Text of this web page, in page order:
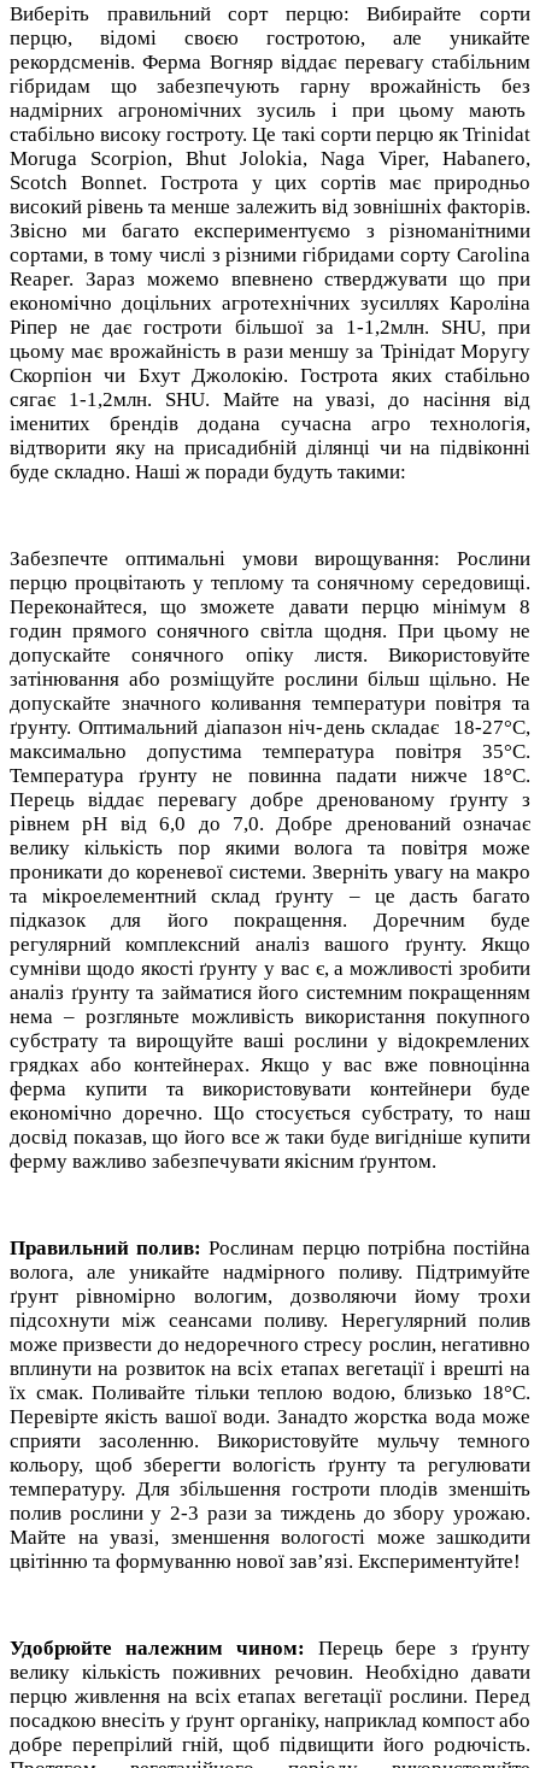
Виберіть правильний сорт перцю: Вибирайте сорти
перцю, відомі своєю гостротою, але уникайте
рекордсменів. Ферма Вогняр віддає перевагу стабільним
гібридам що забезпечують гарну врожайність без
надмірних агрономічних зусиль і при цьому мають
стабільно високу гостроту. Це такі сорти перцю як Trinidat
Moruga Scorpion, Bhut Jolokia, Naga Viper, Habanero,
Scotch Bonnet. Гострота у цих сортів має природньо
високий рівень та менше залежить від зовнішніх факторів.
Звісно ми багато експериментуємо з різноманітними
сортами, в тому числі з різними гібридами сорту Carolina
Reaper. Зараз можемо впевнено стверджувати що при
економічно доцільних агротехнічних зусиллях Кароліна
Ріпер не дає гостроти більшої за 1-1,2млн. SHU, при
цьому має врожайність в рази меншу за Трінідат Моругу
Скорпіон чи Бхут Джолокію. Гострота яких стабільно
сягає 1-1,2млн. SHU. Майте на увазі, до насіння від
іменитих брендів додана сучасна агро технологія,
відтворити яку на присадибній ділянці чи на підвіконні
буде складно. Наші ж поради будуть такими:
Забезпечте оптимальні умови вирощування: Рослини
перцю процвітають у теплому та сонячному середовищі.
Переконайтеся, що зможете давати перцю мінімум 8
годин прямого сонячного світла щодня. При цьому не
допускайте сонячного опіку листя. Використовуйте
затінювання або розміщуйте рослини більш щільно. Не
допускайте значного коливання температури повітря та
ґрунту. Оптимальний діапазон ніч-день складає 18-27°C,
максимально допустима температура повітря 35°C.
Температура ґрунту не повинна падати нижче 18°C.
Перець віддає перевагу добре дренованому ґрунту з
рівнем pH від 6,0 до 7,0. Добре дренований означає
велику кількість пор якими волога та повітря може
проникати до кореневої системи. Зверніть увагу на макро
та мікроелементний склад ґрунту – це дасть багато
підказок для його покращення. Доречним буде
регулярний комплексний аналіз вашого ґрунту. Якщо
сумніви щодо якості ґрунту у вас є, а можливості зробити
аналіз ґрунту та займатися його системним покращенням
нема – розгляньте можливість використання покупного
субстрату та вирощуйте ваші рослини у відокремлених
грядках або контейнерах. Якщо у вас вже повноцінна
ферма купити та використовувати контейнери буде
економічно доречно. Що стосується субстрату, то наш
досвід показав, що його все ж таки буде вигідніше купити
ферму важливо забезпечувати якісним ґрунтом.
Правильний полив: Рослинам перцю потрібна постійна
волога, але уникайте надмірного поливу. Підтримуйте
ґрунт рівномірно вологим, дозволяючи йому трохи
підсохнути між сеансами поливу. Нерегулярний полив
може призвести до недоречного стресу рослин, негативно
вплинути на розвиток на всіх етапах вегетації і врешті на
їх смак. Поливайте тільки теплою водою, близько 18°C.
Перевірте якість вашої води. Занадто жорстка вода може
сприяти засоленню. Використовуйте мульчу темного
кольору, щоб зберегти вологість ґрунту та регулювати
температуру. Для збільшення гостроти плодів зменшіть
полив рослини у 2-3 рази за тиждень до збору урожаю.
Майте на увазі, зменшення вологості може зашкодити
цвітінню та формуванню нової зав’язі. Експериментуйте!
Удобрюйте належним чином: Перець бере з ґрунту
велику кількість поживних речовин. Необхідно давати
перцю живлення на всіх етапах вегетації рослини. Перед
посадкою внесіть у ґрунт органіку, наприклад компост або
добре перепрілий гній, щоб підвищити його родючість.